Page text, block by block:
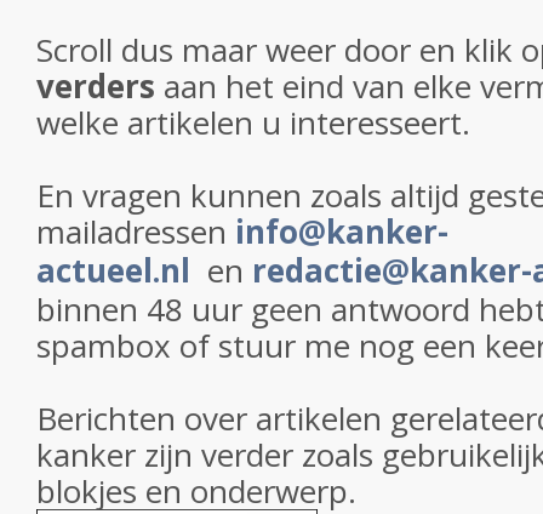
Scroll dus maar weer door en klik
verders aan het eind van elke
welke artikelen u interesseert.
En vragen kunnen zoals altijd
mailadressen info@kanker-
actueel.nl en
binnen 48 uur geen antwoord
spambox of stuur me nog een
Berichten over artikelen
kanker zijn verder zoals
blokjes en onderwerp.